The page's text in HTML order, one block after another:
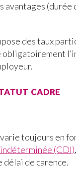
avantages (durée
des taux
cadre
toujours en
indéterminée (CDI)
délai de carence.